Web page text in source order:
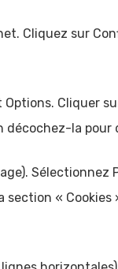
Cliquez sur
Cliquer
décochez-la pour
Sélectionnez
« Cookies